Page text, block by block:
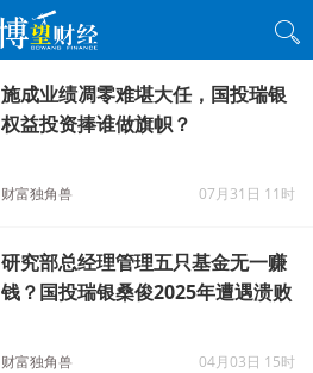
施成业绩凋零难堪大任，国投瑞银
权益投资捧谁做旗帜？
财富独角兽 07月31日 11时
研究部总经理管理五只基金无一赚
钱？国投瑞银桑俊2025年遭遇溃败
财富独角兽 04月03日 15时